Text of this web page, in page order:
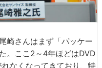
崎さんはまず「パッケー
。ここ2～4年ほどはDVD
なくなってきており、特